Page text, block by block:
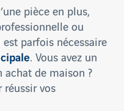
pièce en plus,
ou
parfois nécessaire
. Vous avez un
achat de maison ?
réussir vos